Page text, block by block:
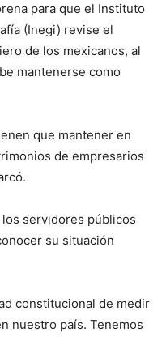
para que el Instituto
(Inegi) revise el
de los mexicanos, al
mantenerse como
que mantener en
de empresarios
servidores públicos
su situación
constitucional de medir
nuestro país. Tenemos